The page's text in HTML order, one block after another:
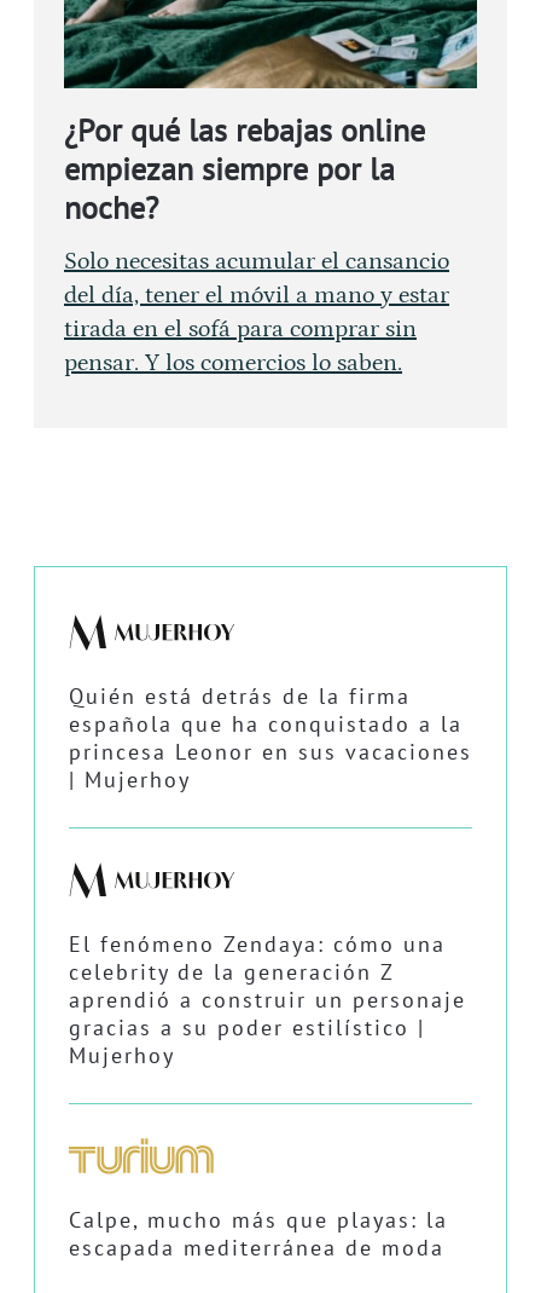
¿Por qué las rebajas online
empiezan siempre por la
noche?
Solo necesitas acumular el cansancio
del día, tener el móvil a mano y estar
tirada en el sofá para comprar sin
pensar. Y los comercios lo saben.
Quién está detrás de la firma
española que ha conquistado a la
princesa Leonor en sus vacaciones
| Mujerhoy
El fenómeno Zendaya: cómo una
celebrity de la generación Z
aprendió a construir un personaje
gracias a su poder estilístico |
Mujerhoy
Calpe, mucho más que playas: la
escapada mediterránea de moda